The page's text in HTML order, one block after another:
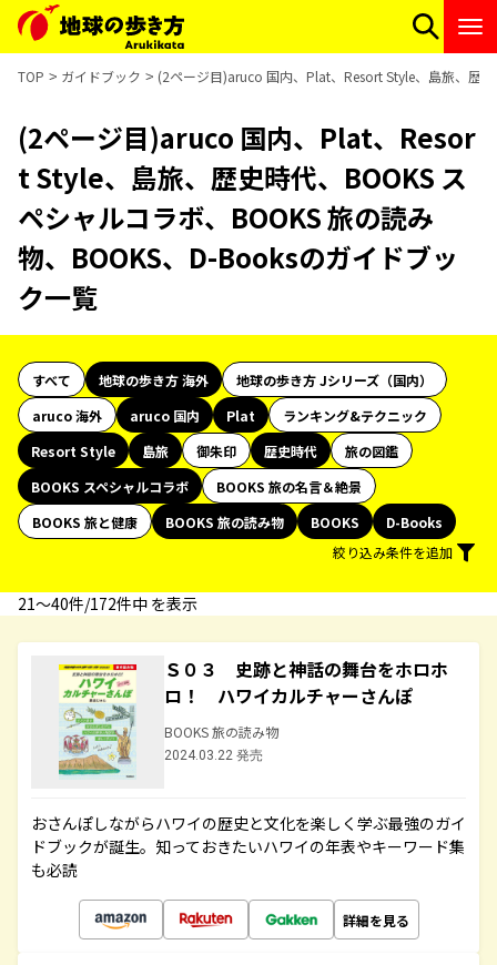
TOP ガイドブック (2ページ目)aruco 国内、Plat、Resort Style、島旅、歴
(2ページ目)aruco 国内、Plat、Resor
t Style、島旅、歴史時代、BOOKS ス
ペシャルコラボ、BOOKS 旅の読み
物、BOOKS、D-Booksのガイドブッ
ク一覧
すべて 地球の歩き方 海外
地球の歩き方 Jシリーズ（国内）
aruco 海外
aruco 国内 Plat
ランキング&テクニック
Resort Style
島旅 御朱印 歴史時代
旅の図鑑
BOOKS スペシャルコラボ
BOOKS 旅の名言＆絶景
BOOKS 旅と健康
BOOKS 旅の読み物 BOOKS
D-Books
絞り込み条件を追加
21〜40件/172件中 を表示
Ｓ０３ 史跡と神話の舞台をホロホ
ロ！ ハワイカルチャーさんぽ
BOOKS 旅の読み物
2024.03.22 発売
おさんぽしながらハワイの歴史と文化を楽しく学ぶ最強のガイ
ドブックが誕生。知っておきたいハワイの年表やキーワード集
も必読
詳細を見る